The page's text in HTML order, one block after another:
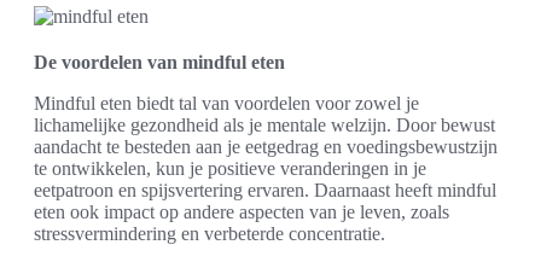
De voordelen van mindful eten
Mindful eten biedt tal van voordelen voor zowel je
lichamelijke gezondheid als je mentale welzijn. Door bewust
aandacht te besteden aan je eetgedrag en voedingsbewustzijn
te ontwikkelen, kun je positieve veranderingen in je
eetpatroon en spijsvertering ervaren. Daarnaast heeft mindful
eten ook impact op andere aspecten van je leven, zoals
stressvermindering en verbeterde concentratie.